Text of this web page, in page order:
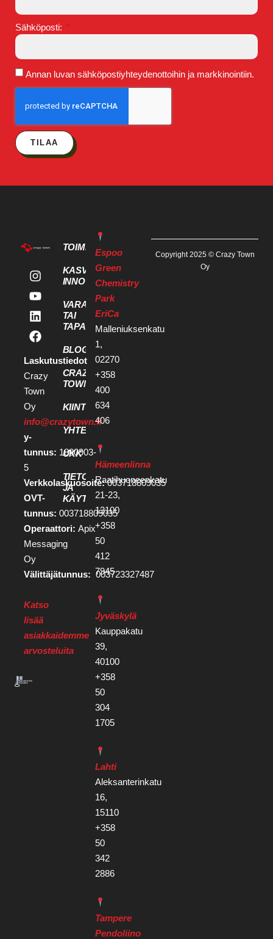
Sähköposti:
Annan luvan sähköpostiyhteydenottoihin ja markkinointiin.
TILAA
Laskutustiedot
Crazy
Town
Oy
info@crazytown.fi
y-
tunnus: 1880903-
5
Verkkolaskuosoite:003718809035
OVT-
tunnus: 003718809035
Operaattori: Apix
Messaging
Oy
Välittäjätunnus: 003723327487
Katso
lisää
asiakkaidemme
arvosteluita
TOIMITILAT
KASVU- JA
INNOVAATIOPALVELUT
VARAA KOKOUS
TAI
TAPAHTUMATILA
BLOGI
CRAZY
TOWN
KIINTEISTÖKEHITTÄJILLE
YHTEYSTIEDOT
UKK
TIETOSUOJA
JA
KÄYTTÖEHDOT
Espoo
Green
Chemistry
Park
EriCa
Malleniuksenkatu
1,
02270
+358
400
634
406
Hämeenlinna
Raatihuoneenkatu
21-23,
13100
+358
50
412
7945
Jyväskylä
Kauppakatu
39,
40100
+358
50
304
1705
Lahti
Aleksanterinkatu
16,
15110
+358
50
342
2886
Tampere
Pendoliino
Copyright 2025 © Crazy Town
Oy